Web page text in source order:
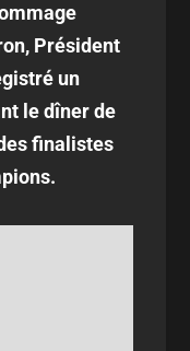
Président
un
le dîner de
finalistes